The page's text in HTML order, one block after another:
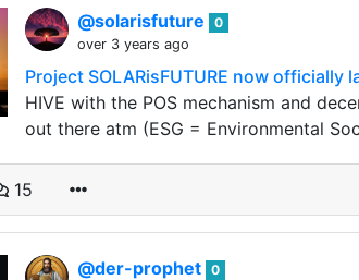
@solarisfuture
0
over 3 years ago
Project SOLARisFUTURE now officially
HIVE with the POS mechanism and
out there atm (ESG = Environmental
15
@der-prophet 0